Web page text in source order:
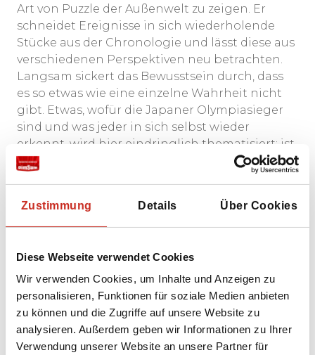
Zustimmung Details Über Cookies
Diese Webseite verwendet Cookies
Wir verwenden Cookies, um Inhalte und Anzeigen zu
personalisieren, Funktionen für soziale Medien anbieten
zu können und die Zugriffe auf unsere Website zu
analysieren. Außerdem geben wir Informationen zu Ihrer
Verwendung unserer Website an unsere Partner für
Art von Puzzle der Außenwelt zu zeigen. Er
schneidet Ereignisse in sich wiederholende
Stücke aus der Chronologie und lässt diese aus
verschiedenen Perspektiven neu betrachten.
Langsam sickert das Bewusstsein durch, dass
es so etwas wie eine einzelne Wahrheit nicht
gibt. Etwas, wofür die Japaner Olympiasieger
sind und was jeder in sich selbst wieder
erkennt, wird hier eindringlich thematisiert; ist
es besser zu schweigen, als zu enthüllen? Die
Monsterist ein zärtlicher Film, der im Kopf
Gewinner der Goldenen Palme für das beste
Drehbuch und der Queer Palm in Cannes 2023.
Die Filmmusik stammt von dem hochgelobten
Ryuichi Sakamoto, der 2023 verstorben ist und
für die Filmmusik großer Filme bekannt ist.